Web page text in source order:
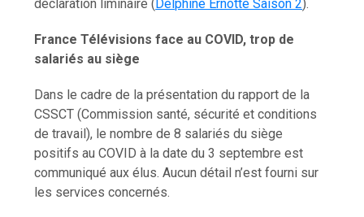
déclaration liminaire (Delphine Ernotte Saison 2).
France Télévisions face au COVID, trop de
salariés au siège
Dans le cadre de la présentation du rapport de la
CSSCT (Commission santé, sécurité et conditions
de travail), le nombre de 8 salariés du siège
positifs au COVID à la date du 3 septembre est
communiqué aux élus. Aucun détail n’est fourni sur
les services concernés.